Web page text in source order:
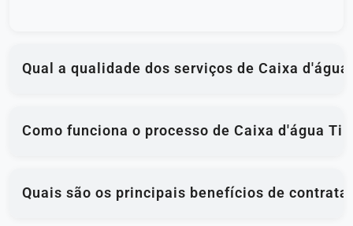
Qual a qualidade dos serviços de Caixa
Como funciona o processo de Caixa d'água
Quais são os principais benefícios de